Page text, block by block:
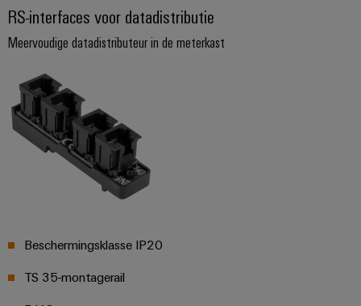
RS-interfaces voor datadistributie
Meervoudige datadistributeur in de meterkast
Beschermingsklasse IP20
TS 35-montagerail